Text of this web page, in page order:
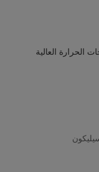
الحرارة العالية